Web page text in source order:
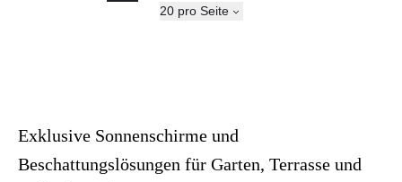
20 pro Seite
Exklusive Sonnenschirme und
Beschattungslösungen für Garten, Terrasse und